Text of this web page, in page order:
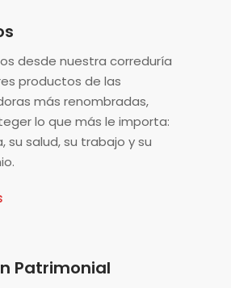
desde nuestra correduría
productos de las
más renombradas,
lo que más le importa:
su salud, su trabajo y su
Patrimonial